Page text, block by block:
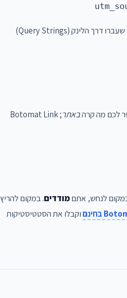
הפרמטרים נשמרים גם אחרי קיצור הלינק. ב-Botomat Link תראו את הפרמטרים שעברו דרך הלינק (Query Strings)
באתר ; Botomat Link
לנחש, אתםמודדים. במקום להריץ
וקבלו את הסטטיסטיקות